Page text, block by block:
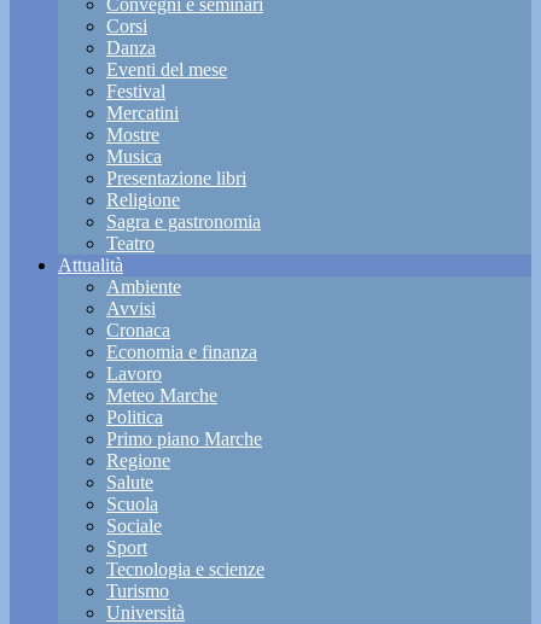
Convegni e seminari
Corsi
Danza
Eventi del mese
Festival
Mercatini
Mostre
Musica
Presentazione libri
Religione
Sagra e gastronomia
Teatro
Attualità
Ambiente
Avvisi
Cronaca
Economia e finanza
Lavoro
Meteo Marche
Politica
Primo piano Marche
Regione
Salute
Scuola
Sociale
Sport
Tecnologia e scienze
Turismo
Università